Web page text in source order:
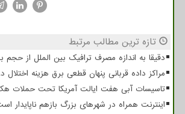
تازه ترین مطالب مرتبط
دقیقا به اندازه مصرف ترافیک بین الملل از
مراکز داده قربانی پنهان قطعی برق هزینه اختلال
تاسیسات آبی هفت ایالت آمریکا تحت حملات
اینترنت همراه در شهرهای بزرگ بازهم ناپایدار